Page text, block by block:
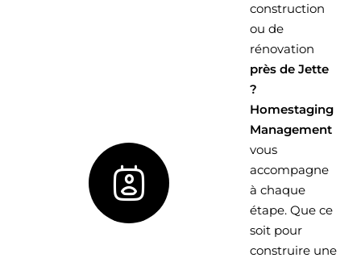
construction
ou de
rénovation
près de Jette
?
Homestaging
Management
vous
accompagne
à chaque
étape. Que ce
soit pour
construire une